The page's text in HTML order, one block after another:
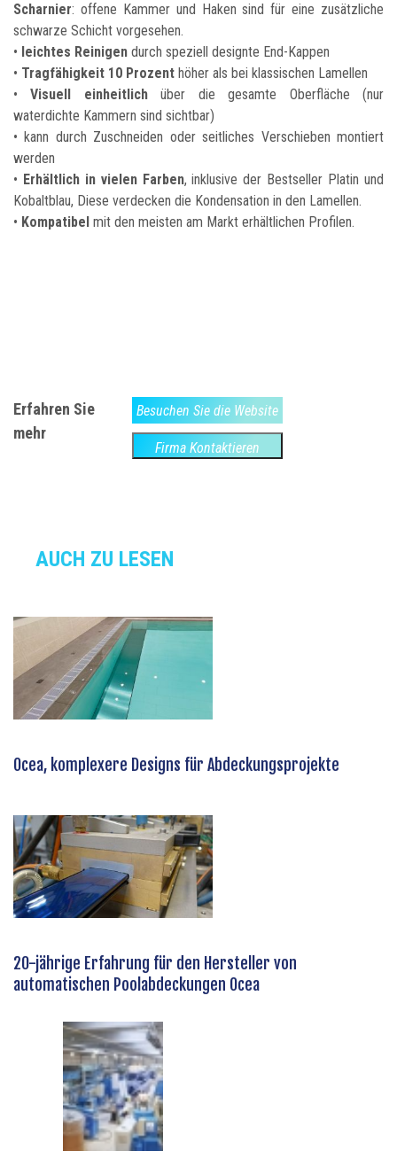
Scharnier: offene Kammer und Haken sind für eine zusätzliche
schwarze Schicht vorgesehen.
• leichtes Reinigen durch speziell designte End-Kappen
• Tragfähigkeit 10 Prozent höher als bei klassischen Lamellen
•Visuell einheitlichüber die gesamte Oberfläche (nur
waterdichte Kammern sind sichtbar)
• kann durch Zuschneiden oder seitliches Verschieben montiert
werden
• Erhältlich in vielen Farben, inklusive der Bestseller Platin und
Kobaltblau, Diese verdecken die Kondensation in den Lamellen.
• Kompatibel mit den meisten am Markt erhältlichen Profilen.
Erfahren Sie
mehr
Besuchen Sie die Website
Firma Kontaktieren
AUCH ZU LESEN
Ocea, komplexere Designs für Abdeckungsprojekte
20-jährige Erfahrung für den Hersteller von
automatischen Poolabdeckungen Ocea